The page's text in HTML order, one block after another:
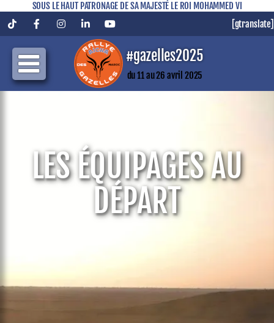
SOUS LE HAUT PATRONAGE DE SA MAJESTÉ LE ROI MOHAMMED VI
TiktokFacebookInstagramLinkedInYouTube [gtranslate]
#gazelles2025
du 11 au 26 avril 2025
LES ÉQUIPAGES AU
DÉPART